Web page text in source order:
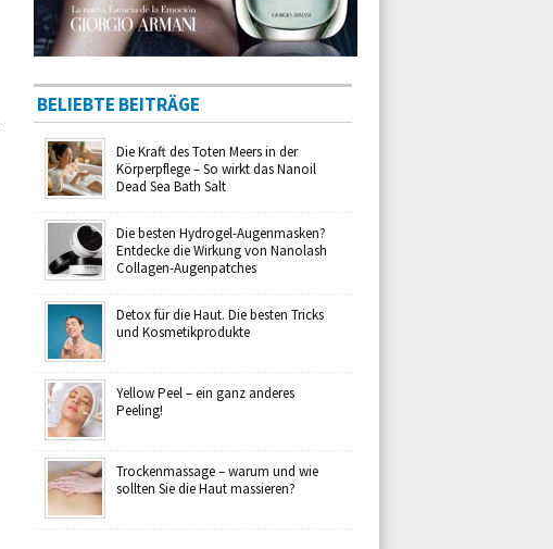
BELIEBTE BEITRÄGE
Die Kraft des Toten Meers in der
Körperpflege – So wirkt das Nanoil
Dead Sea Bath Salt
Die besten Hydrogel-Augenmasken?
Entdecke die Wirkung von Nanolash
Collagen-Augenpatches
Detox für die Haut. Die besten Tricks
und Kosmetikprodukte
Yellow Peel – ein ganz anderes
Peeling!
Trockenmassage – warum und wie
sollten Sie die Haut massieren?